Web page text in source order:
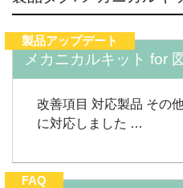
製品アップデート
メカニカルキット for
改善項目 対応製品 その
に対応しました …
FAQ